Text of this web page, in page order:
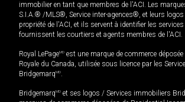
immobilier en tant que membres de l'ACI. Les
S.I.A.® /MLS®, Service inter-agences®, et leurs
propriété de l'ACI, et ils servent à identifier les
fournissent les courtiers et agents membres de l'ACI.
Royal LePageMD est une marque de commerce
Royale du Canada, utilisée sous licence par les
BridgemarqMD.
BridgemarqMD et ses logos / Services immobiliers